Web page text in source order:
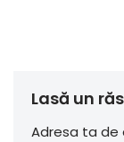
Lasă un
Adresa ta de